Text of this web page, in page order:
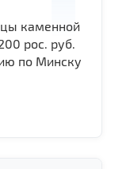
каменной
рос. руб.
по Минску